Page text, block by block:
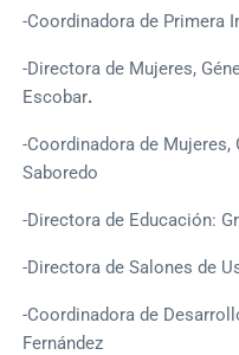
-Coordinadora de Primera
-Directora de Mujeres,
Escobar.
-Coordinadora de
Saboredo
-Directora de Educación:
-Directora de Salones de
-Coordinadora de
Fernández